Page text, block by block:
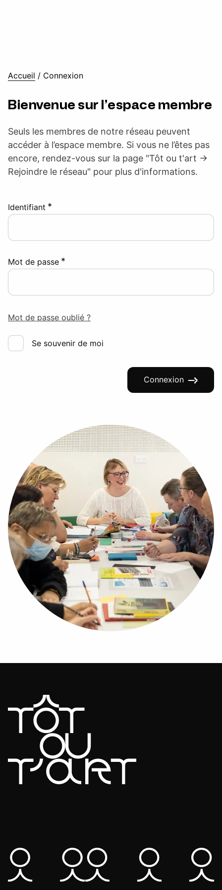
Accueil / Connexion
Bienvenue sur l’espace membre
Seuls les membres de notre réseau peuvent
accéder à l’espace membre. Si vous ne l’êtes pas
encore, rendez-vous sur la page "Tôt ou t'art ->
Rejoindre le réseau" pour plus d'informations.
Identifiant *
Mot de passe *
Mot de passe oublié ?
Se souvenir de moi
Connexion